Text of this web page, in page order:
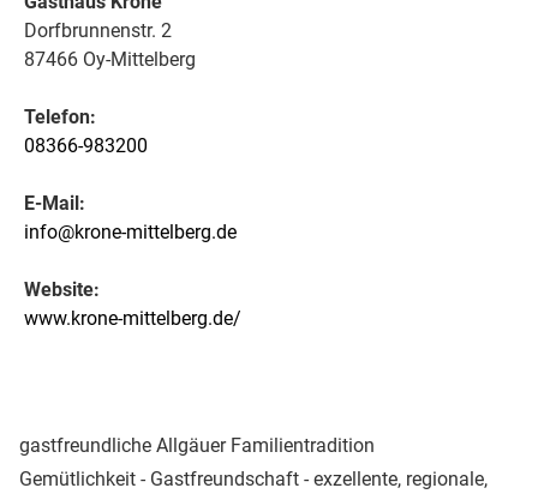
Dorfbrunnenstr. 2
87466 Oy-Mittelberg
Telefon:
08366-983200
E-Mail:
info@krone-mittelberg.de
Website:
www.krone-mittelberg.de/
gastfreundliche Allgäuer Familientradition
Gemütlichkeit - Gastfreundschaft - exzellente, regionale,